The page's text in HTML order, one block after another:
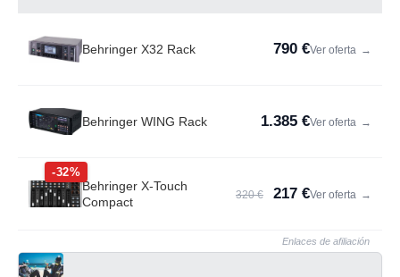
Behringer X32 Rack 790 €Ver oferta →
Behringer WING Rack 1.385 €Ver oferta →
-32%
Behringer X-Touch
Compact
320 € 217 €Ver oferta →
Enlaces de afiliación